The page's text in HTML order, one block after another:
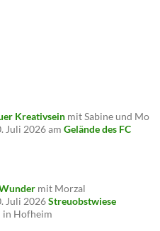
Kreativsein mit Sabine und Mo
Juli 2026 am Gelände des FC
mit Morzal
Juli 2026Streuobstwiese
in Hofheim